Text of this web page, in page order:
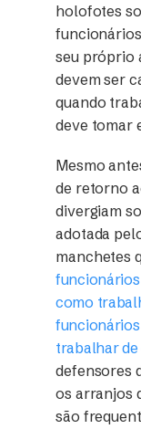
holofotes
seu próprio
devem ser
quando
deve tomar
Mesmo
de retorno
divergiam
adotada
manchetes
funcionários
como
funcionários
trabalhar de
defensores
os arranjos
são